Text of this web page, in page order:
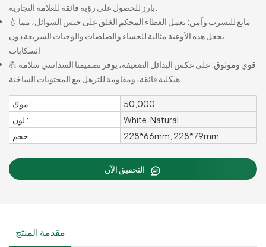
💧 مانع للتسرب وآمن: يعمل الغطاء المحكم الغلق على حبس السوائل، مما
يجعل هذه الأوعية مثالية للحساء والصلصات والوجبات السريعة دون
💪 قوي وموثوق: على عكس البدائل الضعيفة، يوفر تصميمنا السداسي سلامة
موك :
50,000
لون :
White, Natural
حجم :
228*66mm, 228*79mm
مقدمة المنتج